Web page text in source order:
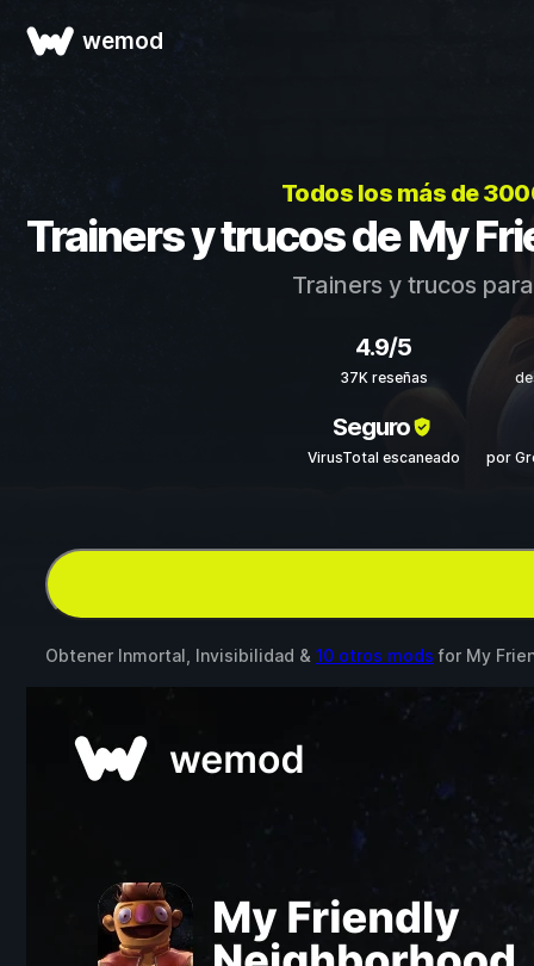
wemod
Todos los más de
Trainers y trucos de My
Trainers y trucos
4.9/5
37K reseñas
Seguro
VirusTotal escaneado por
Obtener Inmortal, Invisibilidad & 10 otros mods for My